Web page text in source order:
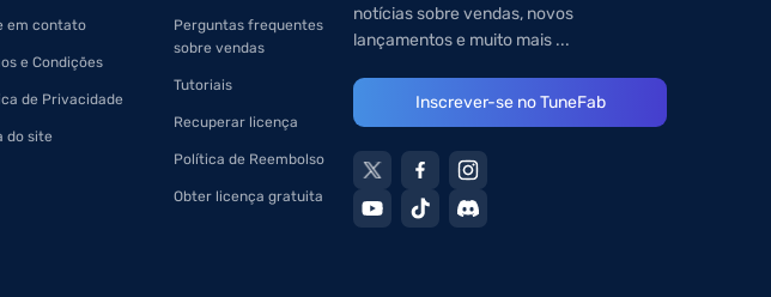
em contato
e Condições
de Privacidade
do site
Perguntas frequentes
sobre vendas
Tutoriais
Recuperar licença
Política de Reembolso
Obter licença gratuita
notícias sobre vendas, novos
lançamentos e muito mais ...
Inscrever-se no TuneFab